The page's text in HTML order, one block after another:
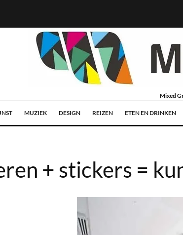
Mixed
MUZIEK DESIGN REIZEN ETEN EN DRINKEN
+ stickers =